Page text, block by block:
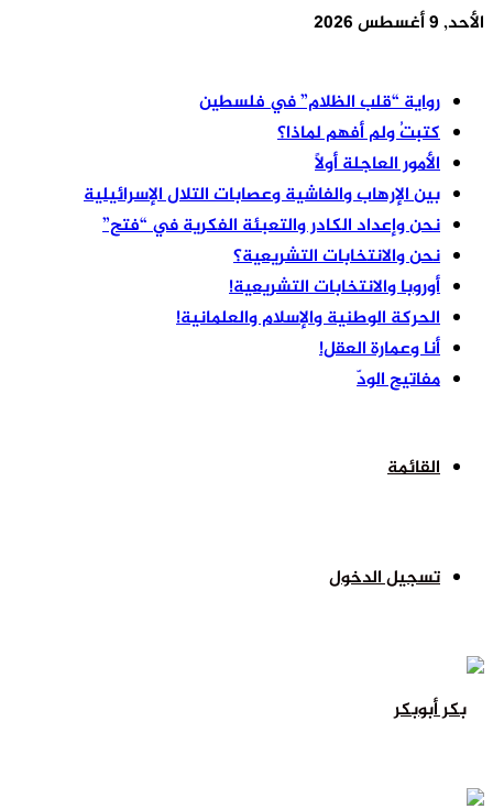
الأحد, 9 أغسطس 2026
رواية “قلب الظلام” في فلسطين
كتبتُ ولم أفهم لماذا؟
الأمور العاجلة أولًا
بين الإرهاب والفاشية وعصابات التلال الإسرائيلية
نحن وإعداد الكادر والتعبئة الفكرية في “فتح”
نحن والانتخابات التشريعية؟
أوروبا والانتخابات التشريعية!
الحركة الوطنية والإسلام والعلمانية!
أنا وعمارة العقل!
مفاتيح الودّ
القائمة
تسجيل الدخول